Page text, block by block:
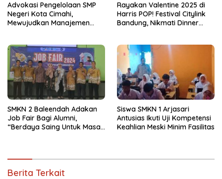
Advokasi Pengelolaan SMP
Negeri Kota Cimahi,
Mewujudkan Manajemen
Rayakan Valentine 2025 di
Harris POP! Festival Citylink
Bandung, Nikmati Dinner
SMKN 2 Baleendah Adakan
Job Fair Bagi Alumni,
“Berdaya Saing Untuk Masa
Siswa SMKN 1 Arjasari
Antusias Ikuti Uji Kompetensi
Keahlian Meski Minim Fasilitas
Berita Terkait